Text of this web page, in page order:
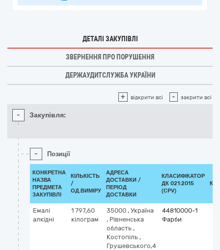
ДЕТАЛІ ЗАКУПІВЛІ
ЗВЕРНЕННЯ ПРО ПОРУШЕННЯ
ДЕРЖАУДИТСЛУЖБА УКРАЇНИ
+ відкрити всі - закрити всі
- Закупівля:
- Позиції
КОНКРЕТНА
НАЗВА
ПРЕДМЕТА
ЗАКУПІВЛІ
КІЛЬКІСТЬ
/
ОД.ВИМІРУ
АДРЕСА
ДОСТАВКИ /
ПЕРІОД
ДОСТАВКИ
КЛАСИФІКАТОР
ДК 021:2015
(CPV)
Емалі
алкідні
1 797,60
кілограм
35000 , Україна
, Рівненська
область ,
Костопіль ,
Грушевського,4
44810000-1
Фарби